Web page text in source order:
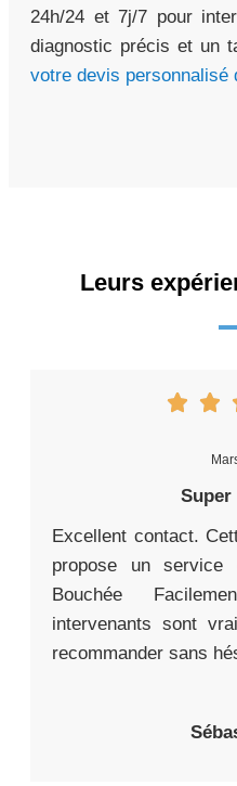
24h/24 et 7j/7 pour
diagnostic précis et un
votre devis personnalisé
Leurs
Excellent contact.
propose un service
Bouchée
intervenants sont
recommander sans